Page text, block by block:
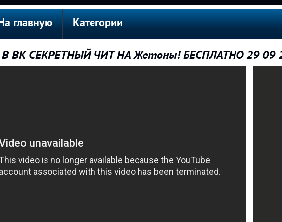
главную Категории
ВК СЕКРЕТНЫЙ ЧИТ НА Жетоны! БЕСПЛАТНО 29 09